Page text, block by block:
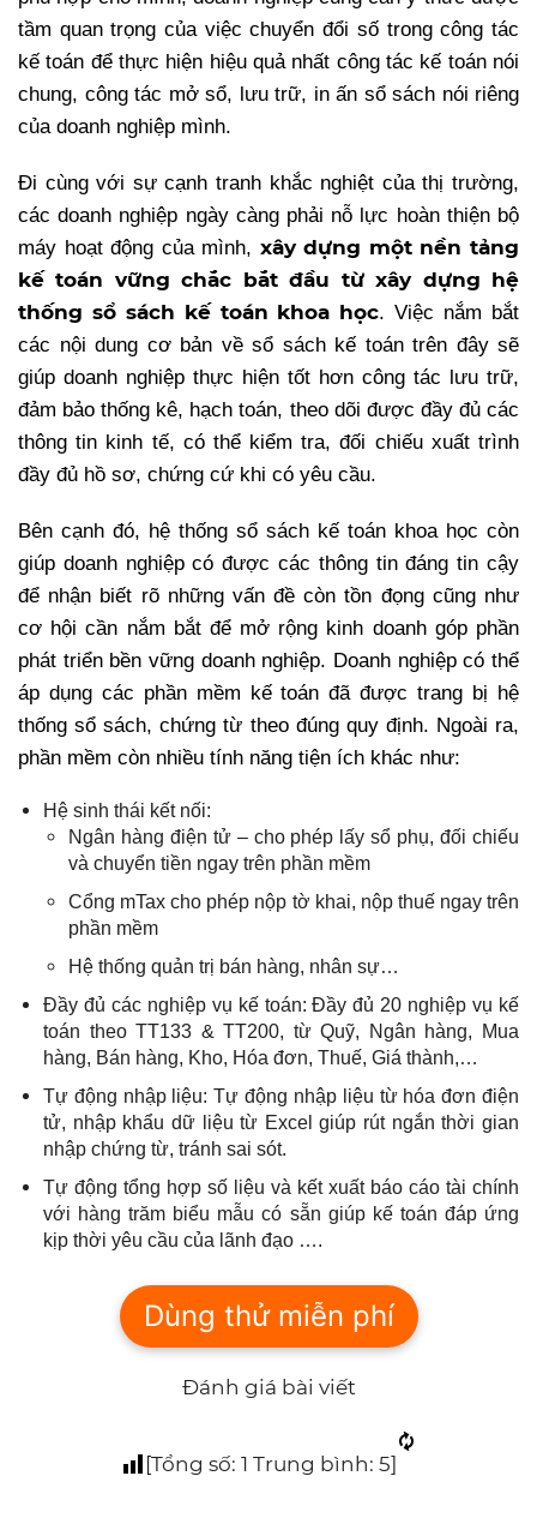
tầm quan trọng của việc chuyển đổi số trong công tác
kế toán để thực hiện hiệu quả nhất công tác kế toán nói
chung, công tác mở sổ, lưu trữ, in ấn sổ sách nói riêng
của doanh nghiệp mình.
Đi cùng với sự cạnh tranh khắc nghiệt của thị trường,
các doanh nghiệp ngày càng phải nỗ lực hoàn thiện bộ
máy hoạt động của mình, xây dựng một nền tảng
kế toán vững chắc bắt đầu từ xây dựng hệ
thống sổ sách kế toán khoa học. Việc nắm bắt
các nội dung cơ bản về sổ sách kế toán trên đây sẽ
giúp doanh nghiệp thực hiện tốt hơn công tác lưu trữ,
đảm bảo thống kê, hạch toán, theo dõi được đầy đủ các
thông tin kinh tế, có thể kiểm tra, đối chiếu xuất trình
đầy đủ hồ sơ, chứng cứ khi có yêu cầu.
Bên cạnh đó, hệ thống sổ sách kế toán khoa học còn
giúp doanh nghiệp có được các thông tin đáng tin cậy
để nhận biết rõ những vấn đề còn tồn đọng cũng như
cơ hội cần nắm bắt để mở rộng kinh doanh góp phần
phát triển bền vững doanh nghiệp. Doanh nghiệp có thể
áp dụng các phần mềm kế toán đã được trang bị hệ
thống sổ sách, chứng từ theo đúng quy định. Ngoài ra,
phần mềm còn nhiều tính năng tiện ích khác như:
Hệ sinh thái kết nối:
Ngân hàng điện tử – cho phép lấy sổ phụ, đối chiếu
và chuyển tiền ngay trên phần mềm
Cổng mTax cho phép nộp tờ khai, nộp thuế ngay trên
phần mềm
Hệ thống quản trị bán hàng, nhân sự…
Đầy đủ các nghiệp vụ kế toán: Đầy đủ 20 nghiệp vụ kế
toán theo TT133 & TT200, từ Quỹ, Ngân hàng, Mua
hàng, Bán hàng, Kho, Hóa đơn, Thuế, Giá thành,…
Tự động nhập liệu: Tự động nhập liệu từ hóa đơn điện
tử, nhập khẩu dữ liệu từ Excel giúp rút ngắn thời gian
nhập chứng từ, tránh sai sót.
Tự động tổng hợp số liệu và kết xuất báo cáo tài chính
với hàng trăm biểu mẫu có sẵn giúp kế toán đáp ứng
kịp thời yêu cầu của lãnh đạo ….
Dùng thử miễn phí
Đánh giá bài viết
[Tổng số: 1 Trung bình: 5]